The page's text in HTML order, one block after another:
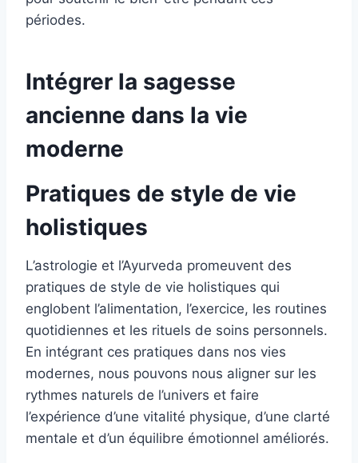
périodes.
Intégrer la sagesse
ancienne dans la vie
moderne
Pratiques de style de vie
holistiques
L’astrologie et l’Ayurveda promeuvent des
pratiques de style de vie holistiques qui
englobent l’alimentation, l’exercice, les routines
quotidiennes et les rituels de soins personnels.
En intégrant ces pratiques dans nos vies
modernes, nous pouvons nous aligner sur les
rythmes naturels de l’univers et faire
l’expérience d’une vitalité physique, d’une clarté
mentale et d’un équilibre émotionnel améliorés.